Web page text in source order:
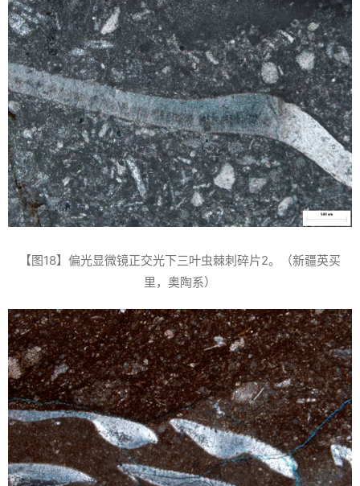
【图18】偏光显微镜正交光下三叶虫棘刺碎片2。（新疆英买
里，奥陶系）